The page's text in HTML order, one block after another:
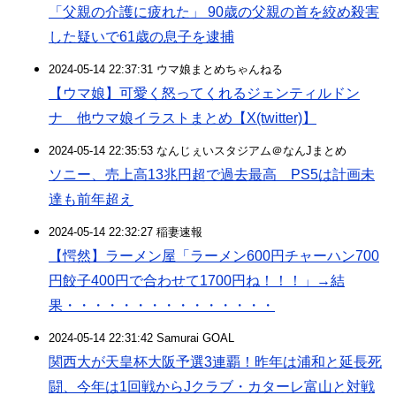
「父親の介護に疲れた」 90歳の父親の首を絞め殺害
した疑いで61歳の息子を逮捕
2024-05-14 22:37:31 ウマ娘まとめちゃんねる
【ウマ娘】可愛く怒ってくれるジェンティルドン
ナ 他ウマ娘イラストまとめ【X(twitter)】
2024-05-14 22:35:53 なんじぇいスタジアム＠なんJまとめ
ソニー、売上高13兆円超で過去最高 PS5は計画未
達も前年超え
2024-05-14 22:32:27 稲妻速報
【愕然】ラーメン屋「ラーメン600円チャーハン700
円餃子400円で合わせて1700円ね！！！」→結
果・・・・・・・・・・・・・・・
2024-05-14 22:31:42 Samurai GOAL
関西大が天皇杯大阪予選3連覇！昨年は浦和と延長死
闘、今年は1回戦からJクラブ・カターレ富山と対戦